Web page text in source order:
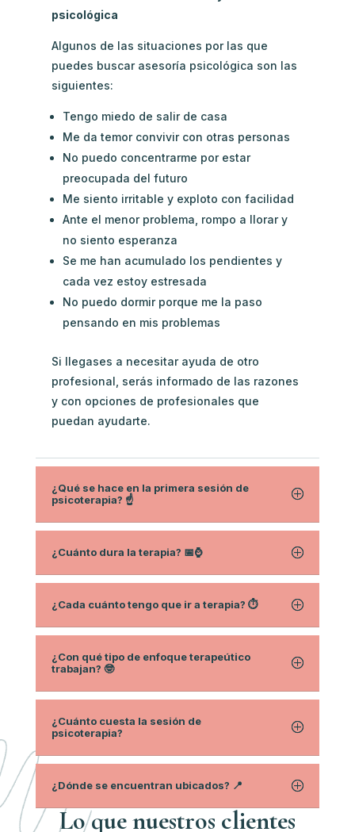
psicológica
Algunos de las situaciones por las que
puedes buscar asesoría psicológica son las
siguientes:
Tengo miedo de salir de casa
Me da temor convivir con otras personas
No puedo concentrarme por estar
preocupada del futuro
Me siento irritable y exploto con facilidad
Ante el menor problema, rompo a llorar y
no siento esperanza
Se me han acumulado los pendientes y
cada vez estoy estresada
No puedo dormir porque me la paso
pensando en mis problemas
Si llegases a necesitar ayuda de otro
profesional, serás informado de las razones
y con opciones de profesionales que
puedan ayudarte.
¿Qué se hace en la primera sesión de
psicoterapia? ☝️
¿Cuánto dura la terapia? 📅⌚
¿Cada cuánto tengo que ir a terapia? ⏱
¿Con qué tipo de enfoque terapeútico
trabajan? 🤓
¿Cuánto cuesta la sesión de
psicoterapia?
¿Dónde se encuentran ubicados? 📍
Lo que nuestros clientes